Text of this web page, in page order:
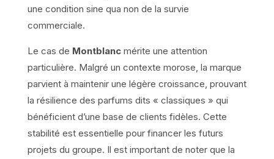
une condition sine qua non de la survie
commerciale.
Le cas de Montblancmérite une attention
particulière. Malgré un contexte morose, la marque
parvient à maintenir une légère croissance, prouvant
la résilience des parfums dits « classiques » qui
bénéficient d’une base de clients fidèles. Cette
stabilité est essentielle pour financer les futurs
projets du groupe. Il est important de noter que la